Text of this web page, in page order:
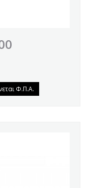
Φ.Π.Α.